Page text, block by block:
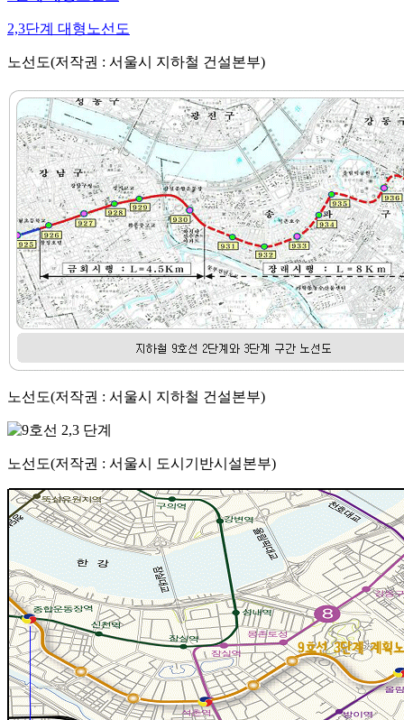
2,3단계 대형노선도
노선도(저작권 : 서울시 지하철 건설본부)
노선도(저작권 : 서울시 지하철 건설본부)
노선도(저작권 : 서울시 도시기반시설본부)